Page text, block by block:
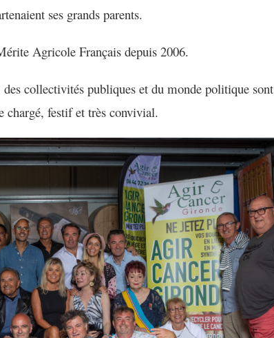
ses grands parents.
Agricole Français depuis 2006.
collectivités publiques et du monde politique sont
chargé, festifet très convivial.